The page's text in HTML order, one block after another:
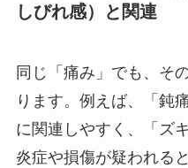
しびれ感）と関連
同じ「痛み」でも、そ
ります。例えば、「鈍
に関連しやすく、「ズ
炎症や損傷が疑われる